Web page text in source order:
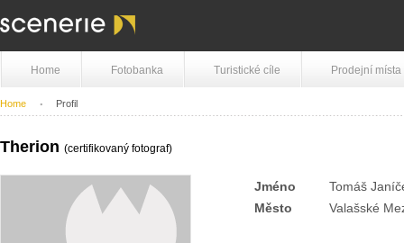
Home Fotobanka Turistické cíle Prodejní místa
Home Profil
Therion (certifikovaný fotograf)
Jméno
Tomáš
Město
Valašské